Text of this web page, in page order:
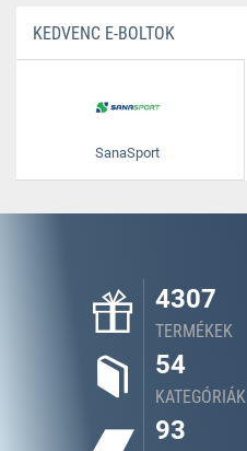
KEDVENC E-BOLTOK
SanaSport
4307
TERMÉKEK
54
KATEGÓRIÁK
93